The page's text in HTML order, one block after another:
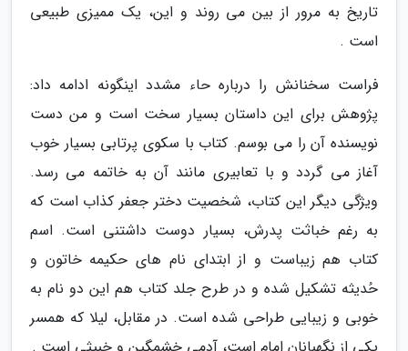
تاریخ به مرور از بین می روند و این، یک ممیزی طبیعی
است .
فراست سخنانش را درباره حاء مشدد اینگونه ادامه داد:
پژوهش برای این داستان بسیار سخت است و من دست
نویسنده آن را می بوسم. کتاب با سکوی پرتابی بسیار خوب
آغاز می گردد و با تعابیری مانند آن به خاتمه می رسد.
ویژگی دیگر این کتاب، شخصیت دختر جعفر کذاب است که
به رغم خباثت پدرش، بسیار دوست داشتنی است. اسم
کتاب هم زیباست و از ابتدای نام های حکیمه خاتون و
حُدیثه تشکیل شده و در طرح جلد کتاب هم این دو نام به
خوبی و زیبایی طراحی شده است. در مقابل، لیلا که همسر